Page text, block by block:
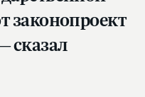
законопроект
сказал